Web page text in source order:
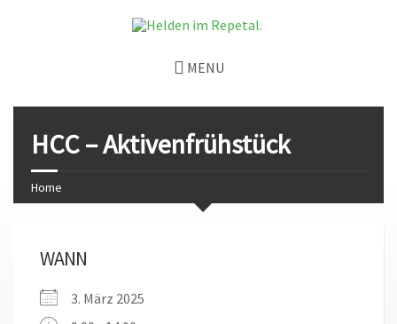
MENU
HCC – Aktivenfrühstück
Home
WANN
3. März 2025